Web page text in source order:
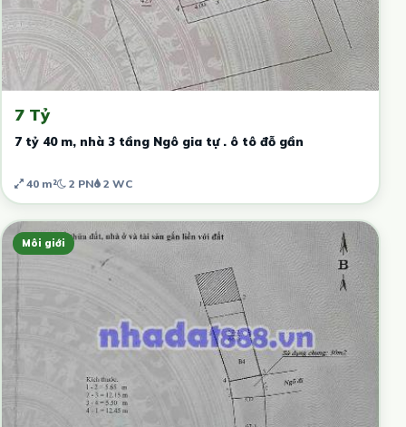
7 Tỷ
7 tỷ 40 m, nhà 3 tầng Ngô gia tự . ô tô đỗ gần
40 m² 2 PN 2 WC
Môi giới